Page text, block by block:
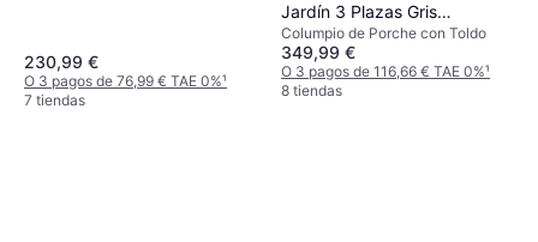
230,99 €
O 3 pagos de 76,99 € TAE 0%¹
7 tiendas
Jardín 3 Plazas Gris
116x206x183 cm
Columpio de Porche con Toldo
349,99 €
O 3 pagos de 116,66 € TAE 0%¹
8 tiendas